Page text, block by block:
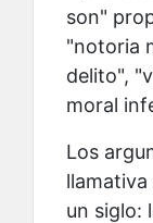
son"
"notoria
delito",
moral
Los
un siglo: